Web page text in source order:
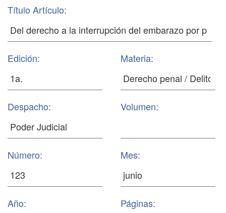
Título Artículo:
Edición: Materia:
Despacho: Volumen:
Número: Mes:
Año: Páginas: